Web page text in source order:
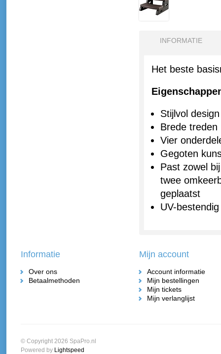
INFORMATIE
Het beste
Stijlvol design
Brede treden
Vier
Gegoten
Past zowel
twee
geplaatst
UV-
Informatie
Over ons
Betaalmethoden
Mijn account
Account informatie
Mijn bestellingen
Mijn tickets
Mijn verlanglijst
© Copyright 2026 SpaPro.nl
Powered by Lightspeed